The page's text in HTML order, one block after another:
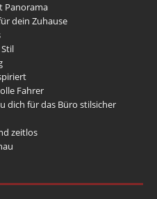
Panorama
dein Zuhause
Fahrer
dich für das Büro stilsicher
zeitlos